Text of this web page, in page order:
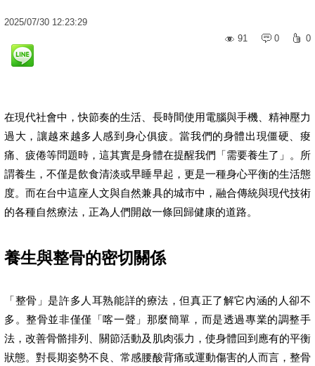
2025/07/30 12:23:29
91
0 0
在現代社會中，快節奏的生活、長時間使用電腦與手機、精神壓力
過大，讓越來越多人感到身心俱疲。當我們的身體出現僵硬、痠
痛、疲倦等問題時，這其實是身體在提醒我們「需要養生了」。所
謂養生，不僅是飲食清淡或早睡早起，更是一種身心平衡的生活態
度。而在台中這座人文與自然兼具的城市中，融合傳統與現代技術
的各種自然療法，正為人們開啟一條回歸健康的道路。
養生與整骨的密切關係
「整骨」是許多人耳熟能詳的療法，但真正了解它內涵的人卻不
多。整骨並非僅僅「喀一聲」那麼簡單，而是透過專業的調整手
法，改善骨骼排列、關節活動及肌肉張力，使身體回到應有的平衡
狀態。對長期姿勢不良、常感腰酸背痛或運動傷害的人而言，整骨